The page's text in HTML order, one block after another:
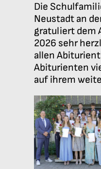
Die
Neustadt an
gratuliert dem
2026 sehr
allen
Abiturienten
auf ihrem